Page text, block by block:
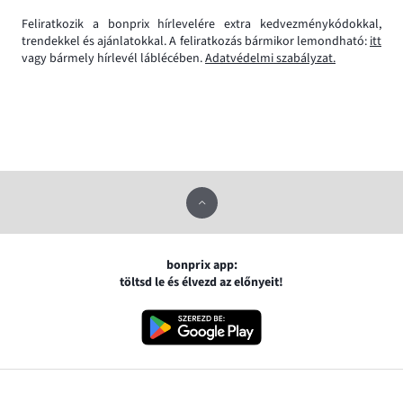
Feliratkozik a bonprix hírlevelére extra kedvezménykódokkal,
trendekkel és ajánlatokkal. A feliratkozás bármikor lemondható: itt
vagy bármely hírlevél láblécében.Adatvédelmi szabályzat.
bonprix app:
töltsd le és élvezd az előnyeit!